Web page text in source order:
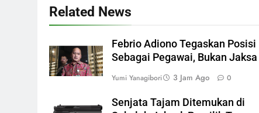
Related News
Febrio Adiono Tegaskan Posisi
Sebagai Pegawai, Bukan Jaksa
Yumi Yanagibori 3 Jam Ago 0
Senjata Tajam Ditemukan di